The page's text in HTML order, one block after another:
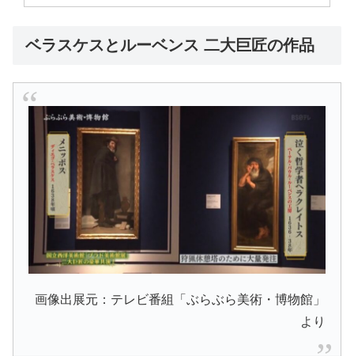
ベラスケスとルーベンス 二大巨匠の作品
画像出展元：テレビ番組「ぶらぶら美術・博物館」
より